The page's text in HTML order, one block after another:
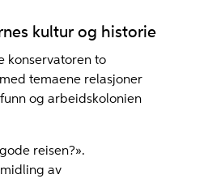
kultur og historie
konservatoren to
temaene relasjoner
og arbeidskolonien
reisen?».
av